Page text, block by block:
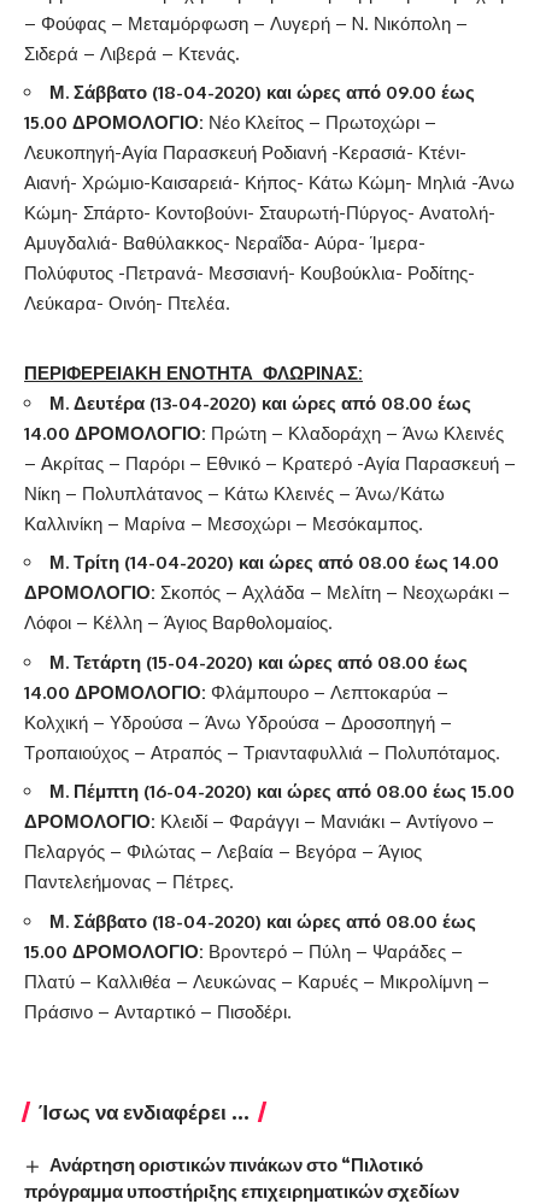
– Φούφας – Μεταμόρφωση – Λυγερή – N. Νικόπολη –
Σιδερά – Λιβερά – Κτενάς.
Μ. Σάββατο (18-04-2020) και ώρες από 09.00 έως
15.00 ΔΡΟΜΟΛΟΓΙΟ: Νέο Κλείτος – Πρωτοχώρι –
Λευκοπηγή-Αγία Παρασκευή Ροδιανή -Κερασιά- Κτένι-
Αιανή- Χρώμιο-Καισαρειά- Κήπος- Κάτω Κώμη- Μηλιά -Άνω
Κώμη- Σπάρτο- Κοντοβούνι- Σταυρωτή-Πύργος- Ανατολή-
Αμυγδαλιά- Βαθύλακκος- Νεραΐδα- Αύρα- Ίμερα-
Πολύφυτος -Πετρανά- Μεσσιανή- Κουβούκλια- Ροδίτης-
Λεύκαρα- Οινόη- Πτελέα.
ΠΕΡΙΦΕΡΕΙΑΚΗ ΕΝΟΤΗΤΑ ΦΛΩΡΙΝΑΣ:
Μ. Δευτέρα (13-04-2020) και ώρες από 08.00 έως
14.00 ΔΡΟΜΟΛΟΓΙΟ: Πρώτη – Κλαδοράχη – Άνω Κλεινές
– Ακρίτας – Παρόρι – Εθνικό – Κρατερό -Αγία Παρασκευή –
Νίκη – Πολυπλάτανος – Κάτω Κλεινές – Άνω/Κάτω
Καλλινίκη – Μαρίνα – Μεσοχώρι – Μεσόκαμπος.
Μ. Τρίτη (14-04-2020) και ώρες από 08.00 έως 14.00
ΔΡΟΜΟΛΟΓΙΟ: Σκοπός – Αχλάδα – Μελίτη – Νεοχωράκι –
Λόφοι – Κέλλη – Άγιος Βαρθολομαίος.
Μ. Τετάρτη (15-04-2020) και ώρες από 08.00 έως
14.00 ΔΡΟΜΟΛΟΓΙΟ: Φλάμπουρο – Λεπτοκαρύα –
Κολχική – Υδρούσα – Άνω Υδρούσα – Δροσοπηγή –
Τροπαιούχος – Ατραπός – Τριανταφυλλιά – Πολυπόταμος.
Μ. Πέμπτη (16-04-2020) και ώρες από 08.00 έως 15.00
ΔΡΟΜΟΛΟΓΙΟ: Κλειδί – Φαράγγι – Μανιάκι – Αντίγονο –
Πελαργός – Φιλώτας – Λεβαία – Βεγόρα – Άγιος
Παντελεήμονας – Πέτρες.
Μ. Σάββατο (18-04-2020) και ώρες από 08.00 έως
15.00 ΔΡΟΜΟΛΟΓΙΟ: Βροντερό – Πύλη – Ψαράδες –
Πλατύ – Καλλιθέα – Λευκώνας – Καρυές – Μικρολίμνη –
Πράσινο – Ανταρτικό – Πισοδέρι.
Ίσως να ενδιαφέρει ...
Ανάρτηση οριστικών πινάκων στο “Πιλοτικό
πρόγραμμα υποστήριξης επιχειρηματικών σχεδίων